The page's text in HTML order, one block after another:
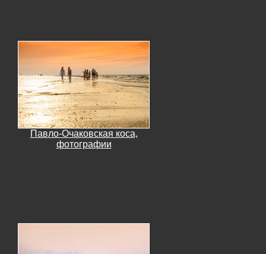
Павло-Очаковская коса,
фотографии